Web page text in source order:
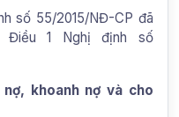
số 55/2015/NĐ-CP đã
1 Nghị định số
khoanh nợ và cho